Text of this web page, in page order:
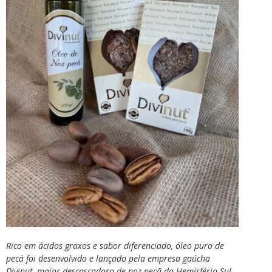
Rico em ácidos graxos e sabor diferenciado, óleo puro de
pecã foi desenvolvido e lançado pela empresa gaúcha